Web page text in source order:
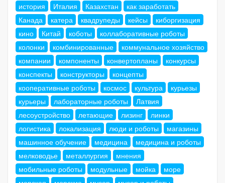
история
Италия Казахстан
как заработать
Канада
катера квадрупеды кейсы
киборгизация
кино
Китай коботы
коллаборативные роботы
колонки
комбинированные
коммунальное хозяйство
компании
компоненты конвертопланы
конкурсы
конспекты
конструкторы
концепты
кооперативные роботы
космос культура
курьезы
курьеры
лабораторные роботы
Латвия
лесоустройство
летающие лизинг
линки
логистика
локализация люди и роботы
магазины
машинное обучение
медицина
медицина и роботы
мелководье
металлургия
мнения
мобильные роботы
модульные мойка
море